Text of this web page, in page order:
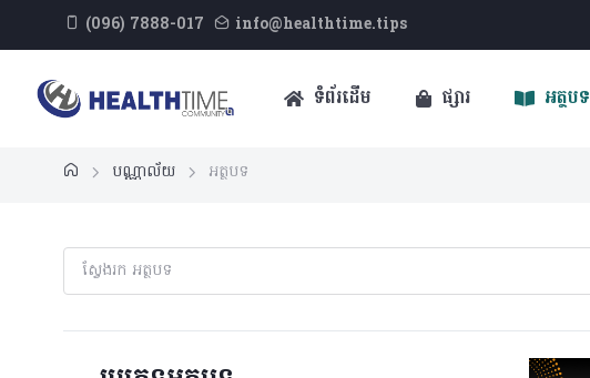
(096) 7888-017 info@healthtime.tips
ទំព័រដើម ផ្សារ អត្ថបទ
បណ្ណាល័យ អត្ថបទ